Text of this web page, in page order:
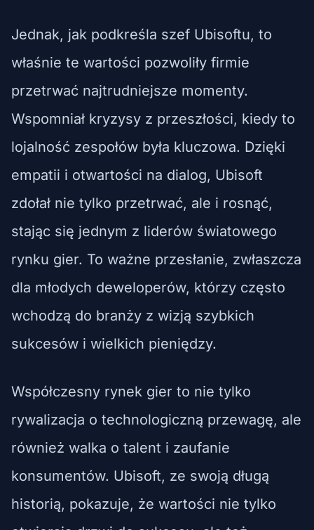
Jednak, jak podkreśla szef Ubisoftu, to
właśnie te wartości pozwoliły firmie
przetrwać najtrudniejsze momenty.
Wspomniał kryzysy z przeszłości, kiedy to
lojalność zespołów była kluczowa. Dzięki
empatii i otwartości na dialog, Ubisoft
zdołał nie tylko przetrwać, ale i rosnąć,
stając się jednym z liderów światowego
rynku gier. To ważne przesłanie, zwłaszcza
dla młodych deweloperów, którzy często
wchodzą do branży z wizją szybkich
sukcesów i wielkich pieniędzy.
Współczesny rynek gier to nie tylko
rywalizacja o technologiczną przewagę, ale
również walka o talent i zaufanie
konsumentów. Ubisoft, ze swoją długą
historią, pokazuje, że wartości nie tylko